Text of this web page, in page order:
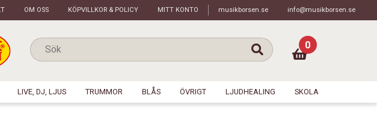
OM OSS KÖPVILLKOR & POLICY MITT KONTO musikborsen.se info@musikborsen.se
0
LIVE, DJ, LJUS TRUMMOR BLÅS ÖVRIGT LJUDHEALING SKOLA